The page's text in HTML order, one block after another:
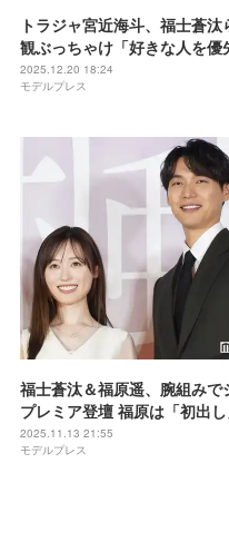
トラジャ宮近海斗、福士蒼汰
観ぶっちゃけ「好きな人を優
う」【楓】
2025.12.20 18:24
モデルプレス
福士蒼汰＆福原遥、腕組みで
プレミア登壇 福原は「初出
告白【楓】
2025.11.13 21:55
モデルプレス